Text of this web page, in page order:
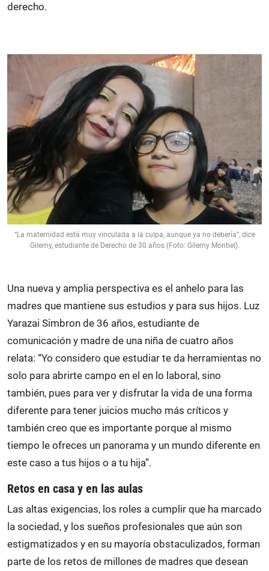
derecho.
“La maternidad está muy vinculada a la culpa, aunque ya no debería”, dice
Gilemy, estudiante de Derecho de 30 años (Foto: Gilemy Montiel).
Una nueva y amplia perspectiva es el anhelo para las
madres que mantiene sus estudios y para sus hijos. Luz
Yarazai Simbron de 36 años, estudiante de
comunicación y madre de una niña de cuatro años
relata: “Yo considero que estudiar te da herramientas no
solo para abrirte campo en el en lo laboral, sino
también, pues para ver y disfrutar la vida de una forma
diferente para tener juicios mucho más críticos y
también creo que es importante porque al mismo
tiempo le ofreces un panorama y un mundo diferente en
este caso a tus hijos o a tu hija”.
Retos en casa y en las aulas
Las altas exigencias, los roles a cumplir que ha marcado
la sociedad, y los sueños profesionales que aún son
estigmatizados y en su mayoría obstaculizados, forman
parte de los retos de millones de madres que desean